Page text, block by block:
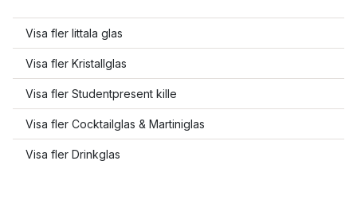
Visa fler Iittala glas
Visa fler Kristallglas
Visa fler Studentpresent kille
Visa fler Cocktailglas & Martiniglas
Visa fler Drinkglas